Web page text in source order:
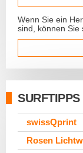
Wenn Sie ein
sind, können Sie
SURFTIPPS
swissQprint
Rosen